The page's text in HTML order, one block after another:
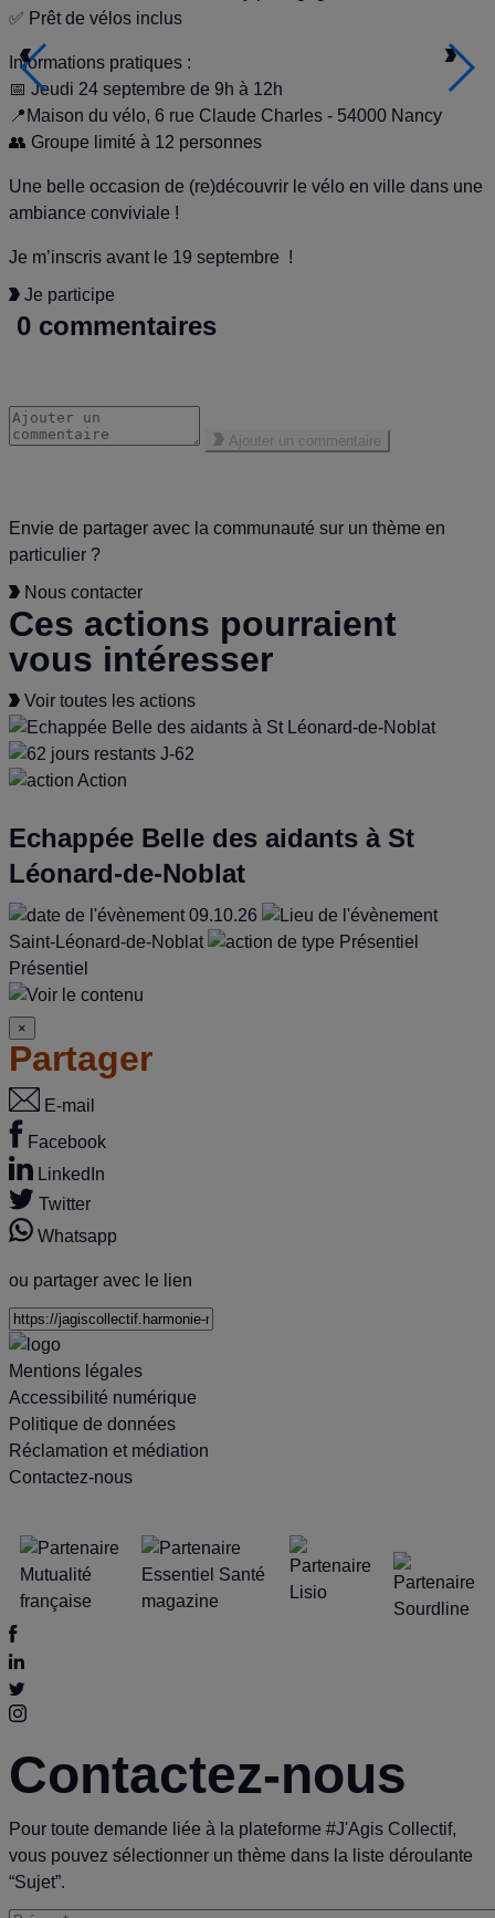
✅ Prêt de vélos inclus
Informations pratiques :
📅 Jeudi 24 septembre de 9h à 12h
📍Maison du vélo, 6 rue Claude Charles - 54000 Nancy
👥 Groupe limité à 12 personnes
Une belle occasion de (re)découvrir le vélo en ville dans une
ambiance conviviale !
Je m’inscris avant le 19 septembre !
Je participe
0 commentaires
Ajouter un commentaire
Envie de partager avec la communauté sur un thème en
particulier ?
Nous contacter
Ces actions pourraient
vous intéresser
Voir toutes les actions
J-62
Action
Echappée Belle des aidants à St
Léonard-de-Noblat
09.10.26
Saint-Léonard-de-Noblat
Présentiel
×
Partager
E-mail
Facebook
LinkedIn
Twitter
Whatsapp
ou partager avec le lien
Mentions légales
Accessibilité numérique
Politique de données
Réclamation et médiation
Contactez-nous
Contactez-nous
Pour toute demande liée à la plateforme #J'Agis Collectif,
vous pouvez sélectionner un thème dans la liste déroulante
“Sujet”.